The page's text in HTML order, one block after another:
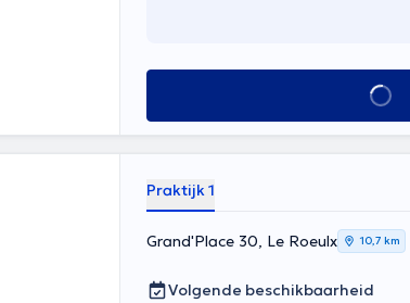
Alles zien
Praktijk 1
Grand'Place 30, Le Roeulx 10,7 km
Volgende beschikbaarheid